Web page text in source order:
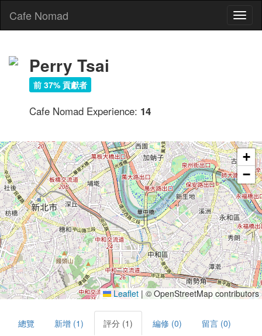
Cafe Nomad
Perry Tsai
前 37% 貢獻者
Cafe Nomad Experience: 14
+
−
Leaflet | © OpenStreetMap contributors
總覽 新增 (1) 評分 (1) 編修 (0) 留言 (0)